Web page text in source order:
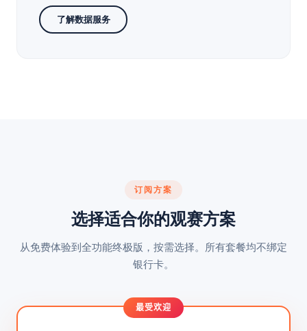
了解数据服务
订阅方案
选择适合你的观赛方案
从免费体验到全功能终极版，按需选择。所有套餐均不绑定
银行卡。
最受欢迎